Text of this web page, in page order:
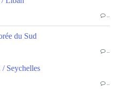
…
du Sud
…
Seychelles
…